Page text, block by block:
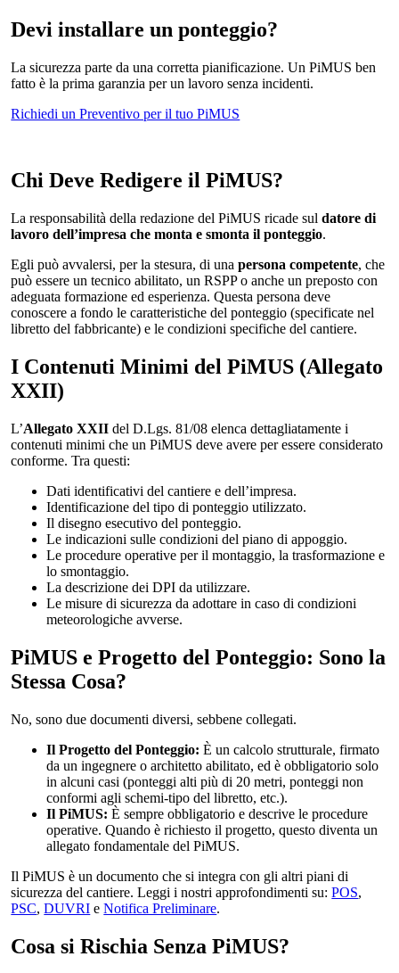
Devi installare un ponteggio?
La sicurezza parte da una corretta pianificazione. Un PiMUS ben
fatto è la prima garanzia per un lavoro senza incidenti.
Richiedi un Preventivo per il tuo PiMUS
Chi Deve Redigere il PiMUS?
La responsabilità della redazione del PiMUS ricade suldatore di
lavoro dell’impresa che monta e smonta il ponteggio.
Egli può avvalersi, per la stesura, di unapersona competente, che
può essere un tecnico abilitato, un RSPP o anche un preposto con
adeguata formazione ed esperienza. Questa persona deve
conoscere a fondo le caratteristiche del ponteggio (specificate nel
libretto del fabbricante) e le condizioni specifiche del cantiere.
I Contenuti Minimi del PiMUS (Allegato
XXII)
L’Allegato XXII del D.Lgs. 81/08 elenca dettagliatamente i
contenuti minimi che un PiMUS deve avere per essere considerato
conforme. Tra questi:
Dati identificativi del cantiere e dell’impresa.
Identificazione del tipo di ponteggio utilizzato.
Il disegno esecutivo del ponteggio.
Le indicazioni sulle condizioni del piano di appoggio.
Le procedure operative per il montaggio, la trasformazione e
lo smontaggio.
La descrizione dei DPI da utilizzare.
Le misure di sicurezza da adottare in caso di condizioni
meteorologiche avverse.
PiMUS e Progetto del Ponteggio: Sono la
Stessa Cosa?
No, sono due documenti diversi, sebbene collegati.
Il Progetto del Ponteggio: È un calcolo strutturale, firmato
da un ingegnere o architetto abilitato, ed è obbligatorio solo
in alcuni casi (ponteggi alti più di 20 metri, ponteggi non
conformi agli schemi-tipo del libretto, etc.).
Il PiMUS: È sempre obbligatorio e descrive le procedure
operative. Quando è richiesto il progetto, questo diventa un
allegato fondamentale del PiMUS.
Il PiMUS è un documento che si integra con gli altri piani di
sicurezza del cantiere. Leggi i nostri approfondimenti su:POS,
PSC,DUVRI eNotifica Preliminare.
Cosa si Rischia Senza PiMUS?